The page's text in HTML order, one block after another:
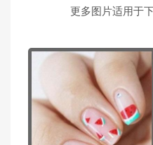
更多图片适用于下